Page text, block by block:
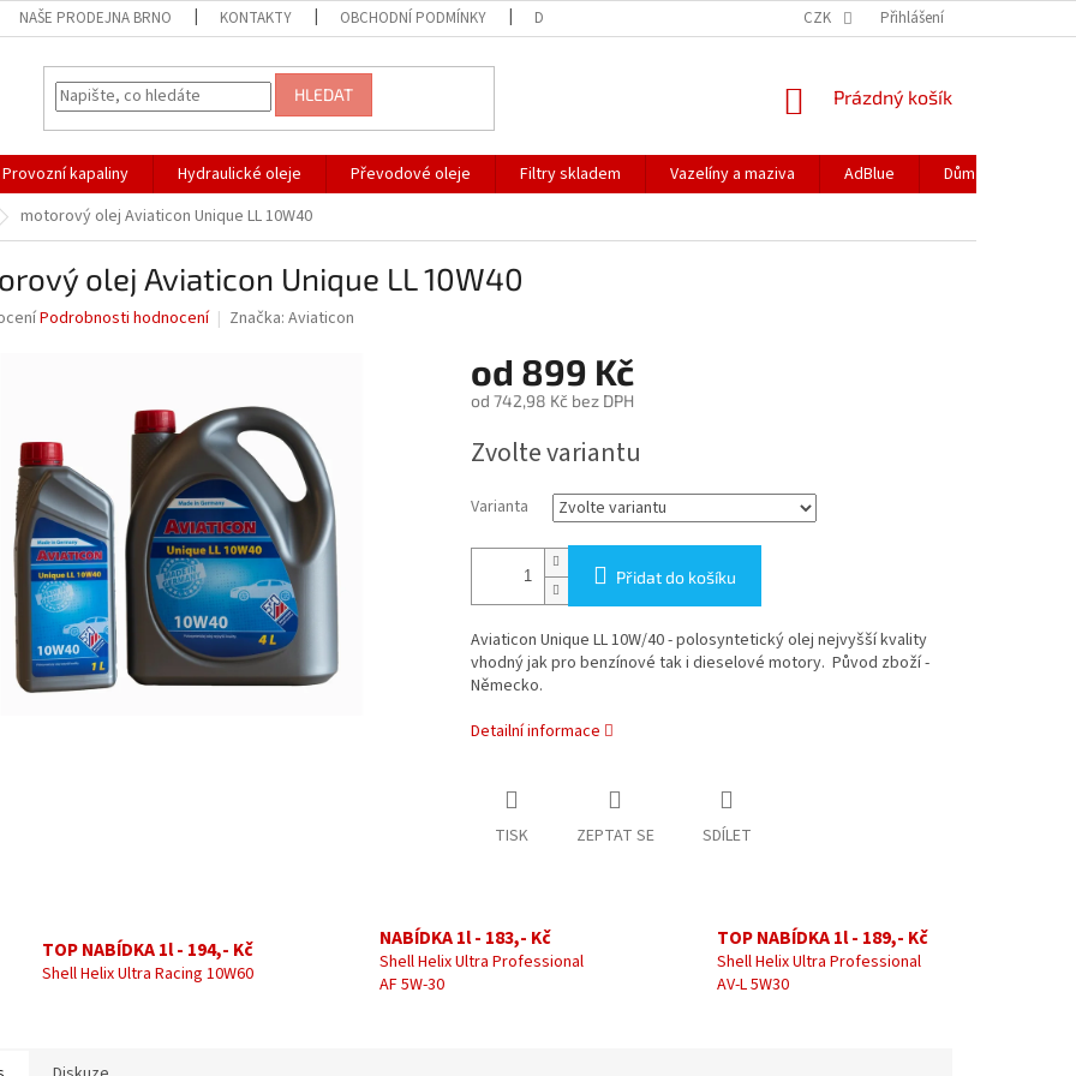
NAŠE PRODEJNA BRNO KONTAKTY OBCHODNÍ PODMÍNKY DOPRAVA PODMÍNKY OCHRANY OSOBNÍCH ÚDAJŮ
CZK Přihlášení
HLEDAT
NÁKUPNÍ
Prázdný košík
Provozní kapaliny Hydraulické oleje Převodové oleje Filtry skladem Vazelíny a maziva AdBlue
Dům a zahrada
motorový olej Aviaticon Unique LL 10W40
olej Aviaticon Unique LL 10W40
Podrobnosti hodnocení Značka: Aviaticon
od 899 Kč
od 742,98 Kčbez DPH
cena:
Zvolte variantu
Varianta
Přidat do košíku
Aviaticon Unique LL 10W/40 - polosyntetický olej nejvyšší kvality
vhodný jak pro benzínové tak i dieselové motory. Původ zboží -
Německo.
Detailní informace
TISK ZEPTAT SE SDÍLET
TOP NABÍDKA 1l - 194,- Kč
Shell Helix Ultra Racing 10W60
NABÍDKA 1l - 183,- Kč
Shell Helix Ultra Professional
AF 5W-30
TOP NABÍDKA 1l - 189,- Kč
Shell Helix Ultra Professional
AV-L 5W30